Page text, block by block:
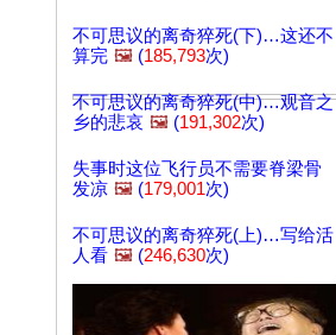
不可思议的离奇猝死(下)…这还不
算完 🖼️ (185,793次)
不可思议的离奇猝死(中)…观音之
乡的悲哀 🖼️ (191,302次)
失事时这位飞行员不需要脊梁骨
发凉 🖼️ (179,001次)
不可思议的离奇猝死(上)…写给活
人看 🖼️ (246,630次)